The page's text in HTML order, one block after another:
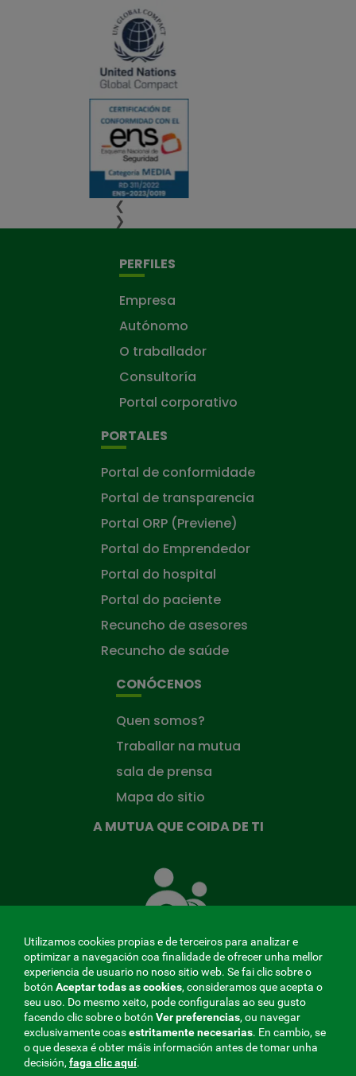
❮
❯
PERFILES
Empresa
Autónomo
O traballador
Consultoría
Portal corporativo
PORTALES
Portal de conformidade
Portal de transparencia
Portal ORP (Previene)
Portal do Emprendedor
Portal do hospital
Portal do paciente
Recuncho de asesores
Recuncho de saúde
CONÓCENOS
Quen somos?
Traballar na mutua
sala de prensa
Mapa do sitio
A MUTUA QUE COIDA DE TI
Mutua
que
MENÚ
REDES
Utilizamos cookies propias e de terceiros para analizar e
optimizar a navegación coa finalidade de ofrecer unha mellor
experiencia de usuario no noso sitio web. Se fai clic sobre o
botón Aceptar todas as cookies, consideramos que acepta o
seu uso. Do mesmo xeito, pode configuralas ao seu gusto
facendo clic sobre o botón Ver preferencias, ou navegar
exclusivamente coasestritamentenecesarias. En cambio, se
o que desexa é obter máis información antes de tomar unha
decisión, faga clic aquí.